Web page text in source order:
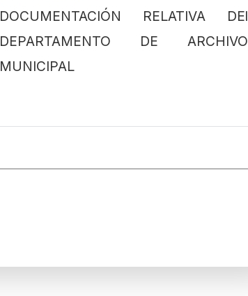
DOCUMENTACIÓN RELATIVA DEl
DEPARTAMENTO DE ARCHIVO
MUNICIPAL